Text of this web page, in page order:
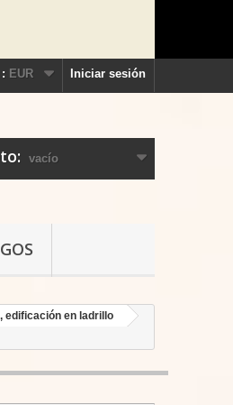
Iniciar sesión
: EUR
vacío
edificación en ladrillo